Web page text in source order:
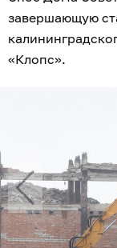
завершающую
«Клопс».